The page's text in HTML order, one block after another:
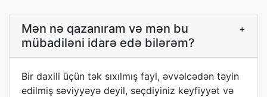
Mən nə qazanıram və mən bu
mübadiləni idarə edə bilərəm?
+
Bir daxili üçün tək sıxılmış fayl, əvvəlcədən təyin
edilmiş səviyyəyə deyil, seçdiyiniz keyfiyyət və